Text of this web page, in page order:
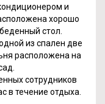
и
хорошо
стол.
из спален две
расположена на
сотрудников
в течение отдыха.